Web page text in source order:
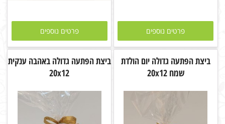
פרטים נוספים פרטים נוספים
ביצת הפתעה גדולה יום הולדת
שמח 20x12
ביצת הפתעה גדולה באהבה ענקית
20x12